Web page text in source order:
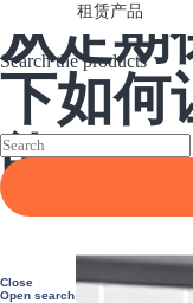
租赁产品
Search the products
Close
Open search
从定期
下如何
能